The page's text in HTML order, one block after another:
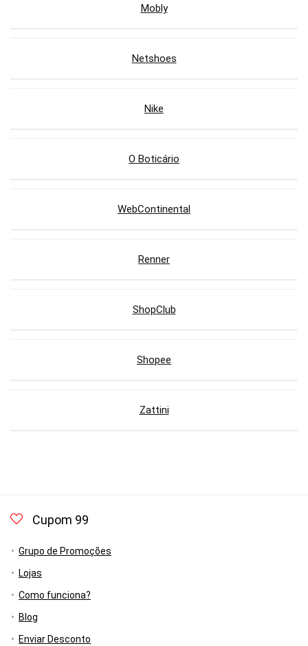
Mobly
Netshoes
Nike
O Boticário
WebContinental
Renner
ShopClub
Shopee
Zattini
Cupom 99
Grupo de Promoções
Lojas
Como funciona?
Blog
Enviar Desconto